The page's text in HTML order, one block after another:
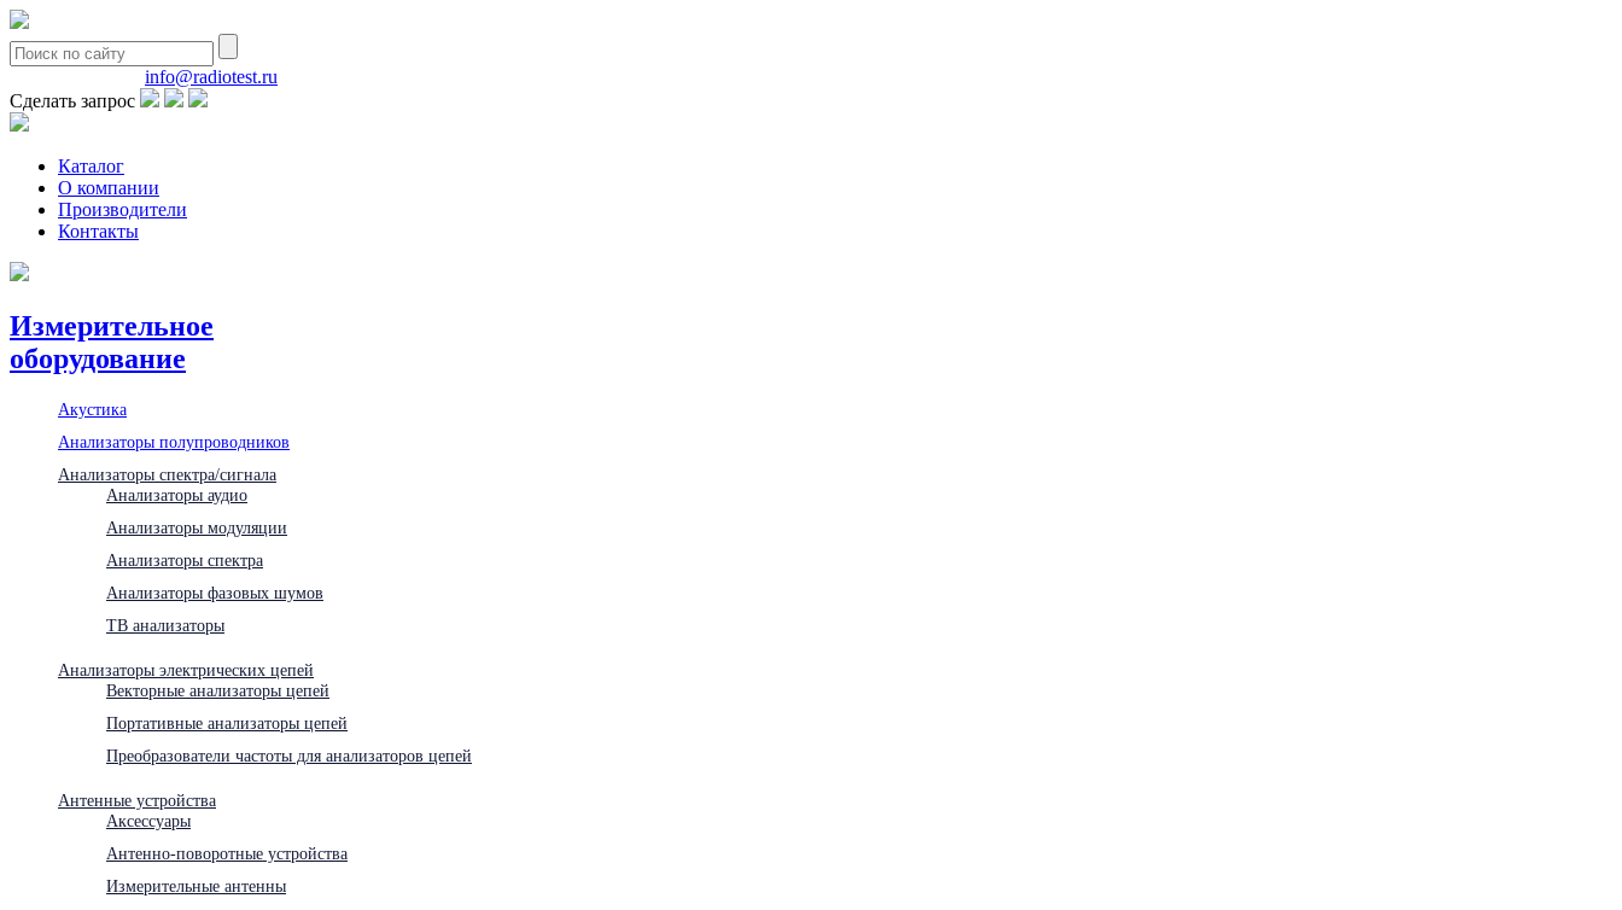
info@radiotest.ru
Сделать запрос
Каталог
О компании
Производители
Контакты
Измерительное
оборудование
Акустика
Анализаторы полупроводников
Анализаторы спектра/сигнала
Анализаторы аудио
Анализаторы модуляции
Анализаторы спектра
Анализаторы фазовых шумов
ТВ анализаторы
Анализаторы электрических цепей
Векторные анализаторы цепей
Портативные анализаторы цепей
Преобразователи частоты для анализаторов цепей
Антенные устройства
Аксессуары
Антенно-поворотные устройства
Измерительные антенны